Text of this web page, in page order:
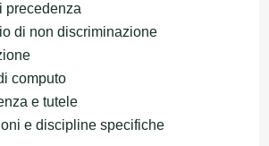
di non discriminazione
computo
e tutele
e discipline specifiche